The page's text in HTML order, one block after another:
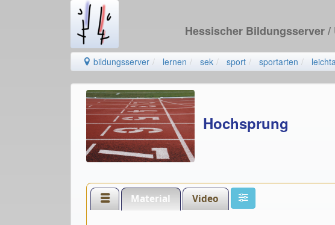
Hessischer Bildungsserver/
bildungsserver lernen sek sport sportarten
Hochsprung
Material Video